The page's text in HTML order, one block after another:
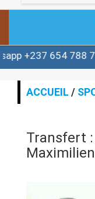
ACCUEIL
ACTUALITE
ALERTE
700 ou via
ACCUEIL /
Transfert
Maximilien